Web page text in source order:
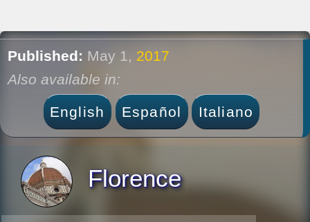
Published: May 1, 2017
Also available in:
English Español Italiano
Florence